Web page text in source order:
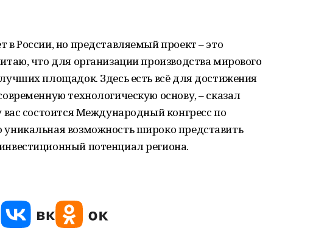
России, но представляемый проект – это
что для организации производства мирового
площадок. Здесь есть всё для достижения
технологическую основу, – сказал
состоится Международный конгресс по
возможность широко представить
потенциал региона.